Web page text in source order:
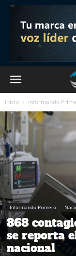
Inicio Informando
Informando Primero
868
se reporta
nacional